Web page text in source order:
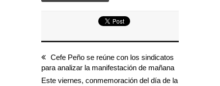
Cefe Peño se reúne con los sindicatos
para analizar la manifestación de mañana
Este viernes, conmemoración del día de la